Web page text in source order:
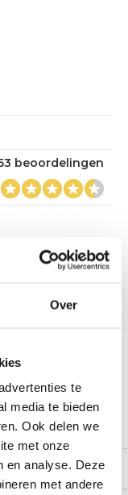
Over
te
media te bieden
Ook delen we
met onze
en analyse. Deze
met andere
beoordelingen
product?